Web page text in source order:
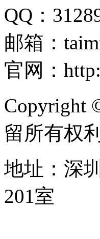
QQ：
邮箱：
官网：
Copyright
留所有权利
地址：深
201室